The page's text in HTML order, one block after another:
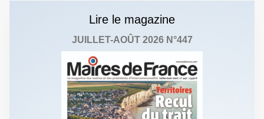
Lire le magazine
JUILLET-AOÛT 2026 N°447